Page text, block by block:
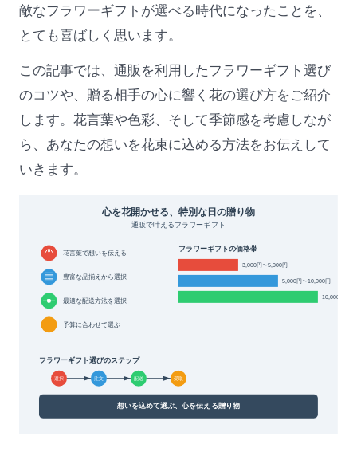
敵なフラワーギフトが選べる時代になったことを、
とても喜ばしく思います。
この記事では、通販を利用したフラワーギフト選び
のコツや、贈る相手の心に響く花の選び方をご紹介
します。花言葉や色彩、そして季節感を考慮しなが
ら、あなたの想いを花束に込める方法をお伝えして
いきます。